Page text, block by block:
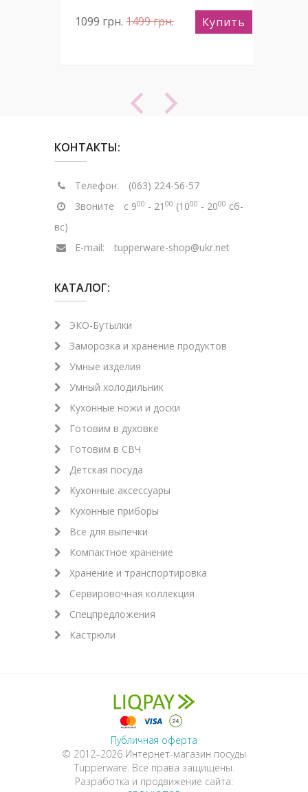
1099 грн. 1499грн. Купить
КОНТАКТЫ:
Телефон:
(063) 224-56-57
Звоните
с 900 - 21 00 (1000 - 2000 сб-
вс)
E-mail:
tupperware-shop@ukr.net
КАТАЛОГ:
ЭКО-Бутылки
Заморозка и хранение продуктов
Умные изделия
Умный холодильник
Кухонные ножи и доски
Готовим в духовке
Готовим в СВЧ
Детская посуда
Кухонные аксессуары
Кухонные приборы
Все для выпечки
Компактное хранение
Хранение и транспортировка
Сервировочная коллекция
Спецпредложения
Кастрюли
Публичная оферта
© 2012–2026 Интернет-магазин посуды
Tupperware. Все права защищены.
Разработка и продвижение сайта: